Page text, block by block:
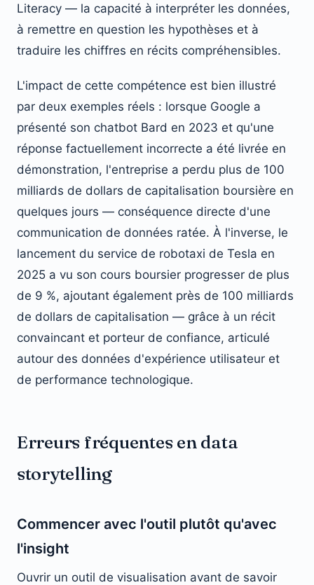
Literacy — la capacité à interpréter les données,
à remettre en question les hypothèses et à
traduire les chiffres en récits compréhensibles.
L'impact de cette compétence est bien illustré
par deux exemples réels : lorsque Google a
présenté son chatbot Bard en 2023 et qu'une
réponse factuellement incorrecte a été livrée en
démonstration, l'entreprise a perdu plus de 100
milliards de dollars de capitalisation boursière en
quelques jours — conséquence directe d'une
communication de données ratée. À l'inverse, le
lancement du service de robotaxi de Tesla en
2025 a vu son cours boursier progresser de plus
de 9 %, ajoutant également près de 100 milliards
de dollars de capitalisation — grâce à un récit
convaincant et porteur de confiance, articulé
autour des données d'expérience utilisateur et
de performance technologique.
Erreurs fréquentes en data
storytelling
Commencer avec l'outil plutôt qu'avec
l'insight
Ouvrir un outil de visualisation avant de savoir